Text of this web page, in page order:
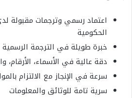
اعتماد رسمي وترجمات مقبولة
الحكومية
خبرة طويلة في الترجمة الرسمية
دقة عالية في الأسماء، الأرقام،
سرعة في الإنجاز مع الالتزام
سرية تامة للوثائق والمعلومات